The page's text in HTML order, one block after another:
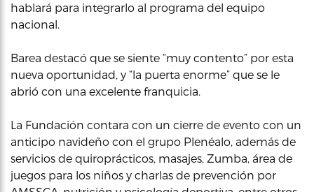
hablará para integrarlo al programa del equipo
nacional.
Barea destacó que se siente “muy contento” por esta
nueva oportunidad, y “la puerta enorme” que se le
abrió con una excelente franquicia.
La Fundación contara con un cierre de evento con un
anticipo navideño con el grupo Plenéalo, además de
servicios de quiroprácticos, masajes, Zumba, área de
juegos para los niños y charlas de prevención por